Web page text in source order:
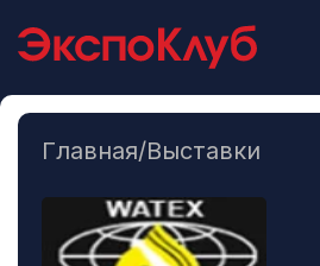
Главная/Выставки